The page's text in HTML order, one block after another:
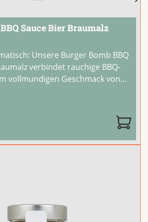
Sauce Bier Braumalz
Unsere Burger Bomb BBQ
verbindet rauchige BBQ-
vollmundigen Geschmack von
für echte BBQ-Fans.Sie
Steaks, Ribs und